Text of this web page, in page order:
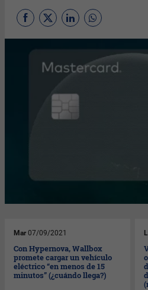
Mar 07/09/2021
Con Hypernova, Wallbox
promete cargar un vehículo
eléctrico “en menos de 15
minutos” (¿cuándo llega?)